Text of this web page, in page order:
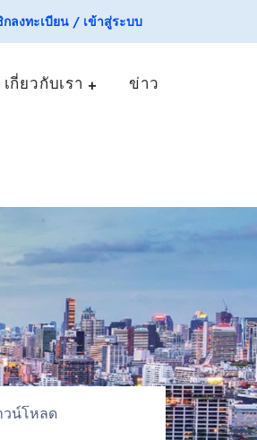
ลงทะเบียน / เข้าสู่ระบบ
เกี่ยวกับเรา ข่าว
วน์โหลด